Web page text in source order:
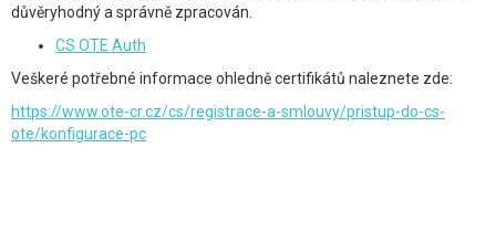
důvěryhodný a správně zpracován.
CS OTE Auth
Veškeré potřebné informace ohledně certifikátů naleznete zde:
https://www.ote-cr.cz/cs/registrace-a-smlouvy/pristup-do-cs-
ote/konfigurace-pc